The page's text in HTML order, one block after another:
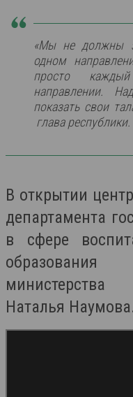
«Мы не должны
одном
просто
направлении.
показать свои
глава республики.
В открытии
департамента
в сфере
министерства
Наталья